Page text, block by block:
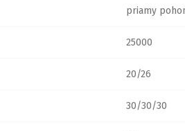
priamy
25000
20/26
30/30/30